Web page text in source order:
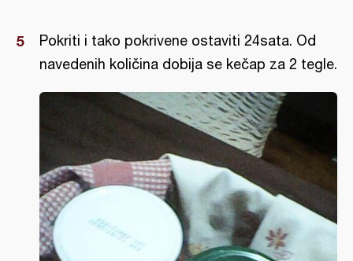
Pokriti i tako pokrivene ostaviti 24sata. Od
navedenih količina dobija se kečap za 2 tegle.